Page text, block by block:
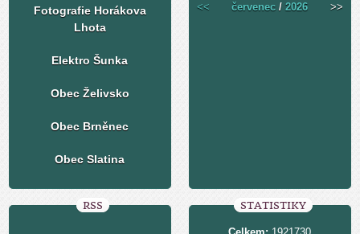
Fotografie Horákova
Lhota
Elektro Šunka
Obec Želivsko
Obec Brněnec
Obec Slatina
<< červenec /2026 >>
RSS STATISTIKY